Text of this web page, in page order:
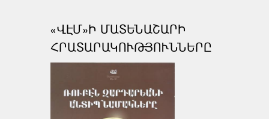
«ՎԷՄ»Ի ՄԱՏԵՆԱՇԱՐԻ
ՀՐԱՏԱՐԱԿՈՒԹՅՈՒՆՆԵՐԸ